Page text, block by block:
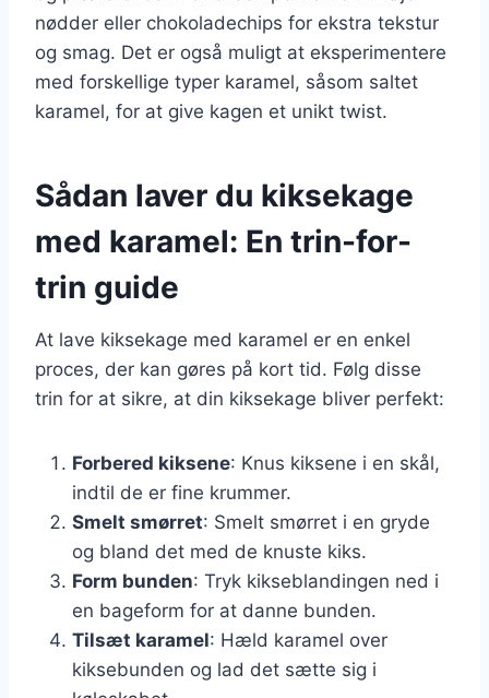
nødder eller chokoladechips for ekstra tekstur
og smag. Det er også muligt at eksperimentere
med forskellige typer karamel, såsom saltet
karamel, for at give kagen et unikt twist.
Sådan laver du kiksekage
med karamel: En trin-for-
trin guide
At lave kiksekage med karamel er en enkel
proces, der kan gøres på kort tid. Følg disse
trin for at sikre, at din kiksekage bliver perfekt:
Forbered kiksene: Knus kiksene i en skål,
indtil de er fine krummer.
Smelt smørret: Smelt smørret i en gryde
og bland det med de knuste kiks.
Form bunden: Tryk kikseblandingen ned i
en bageform for at danne bunden.
Tilsæt karamel: Hæld karamel over
kiksebunden og lad det sætte sig i